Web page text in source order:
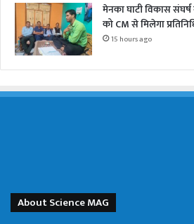
मेनका घाटी विकास
को CM से मिलेगा
15 hours ago
About Science MAG